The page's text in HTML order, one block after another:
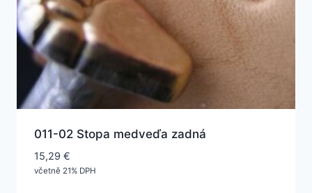
011-02 Stopa medveďa zadná
15,29 €
včetně 21% DPH